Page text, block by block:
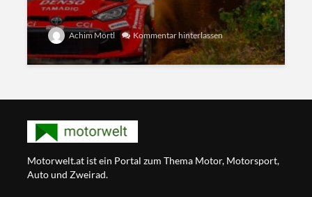
Achim Mörtl Kommentar hinterlassen
Motorwelt.at ist ein Portal zum Thema Motor, Motorsport,
Auto und Zweirad.